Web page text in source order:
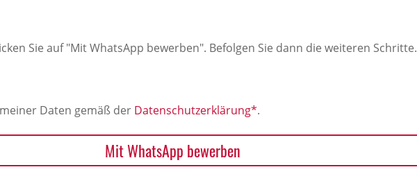
Sie auf "Mit WhatsApp bewerben". Befolgen Sie dann die weiteren Schritte.
Daten gemäß der Datenschutzerklärung*.
Mit WhatsApp bewerben